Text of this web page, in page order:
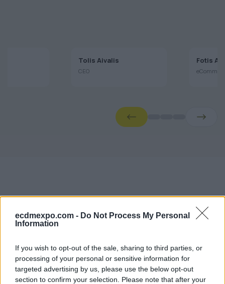
ecdmexpo.com - Do Not Process My Personal
Information
If you wish to opt-out of the sale, sharing to third parties, or
processing of your personal or sensitive information for
targeted advertising by us, please use the below opt-out
section to confirm your selection. Please note that after your
Fotis
Tolis Aivalis
Conference Agendas
Faliro Sports Pavilion — Main Stage
Moderators